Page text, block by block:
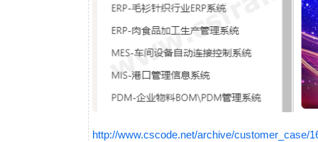
http://www.cscode.net/archive/customer_case/